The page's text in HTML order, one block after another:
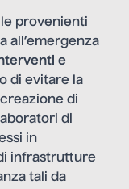
provenienti
all’emergenza
e
di evitare la
di
di
in
infrastrutture
tali da